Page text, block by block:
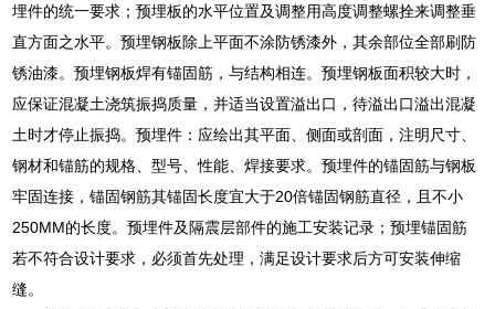
埋件的统一要求；预埋板的水平位置及调整用高度调整螺拴来调整垂
直方面之水平。预埋钢板除上平面不涂防锈漆外，其余部位全部刷防
锈油漆。预埋钢板焊有锚固筋，与结构相连。预埋钢板面积较大时，
应保证混凝土浇筑振捣质量，并适当设置溢出口，待溢出口溢出混凝
土时才停止振捣。预埋件：应绘出其平面、侧面或剖面，注明尺寸、
钢材和锚筋的规格、型号、性能、焊接要求。预埋件的锚固筋与钢板
牢固连接，锚固钢筋其锚固长度宜大于20倍锚固钢筋直径，且不小
250MM的长度。预埋件及隔震层部件的施工安装记录；预埋锚固筋
若不符合设计要求，必须首先处理，满足设计要求后方可安装伸缩
缝。